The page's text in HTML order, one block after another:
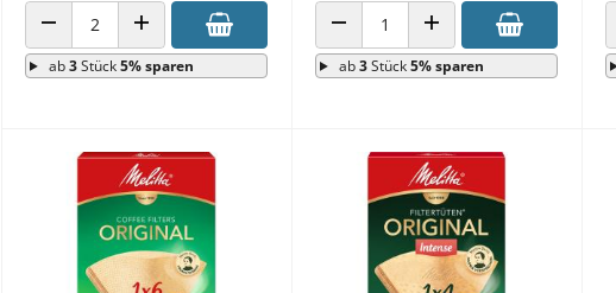
ANZAHL VERRINGERNANZAHL ERHÖHEN
ab3Stück5% sparen
ANZAHL VERRINGERNANZAHL ERHÖHEN
ab3Stück5% sparen